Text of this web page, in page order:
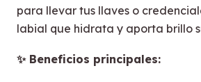
para llevar tus llaves o
labial que hidrata y aporta brillo
✨ Beneficios principales: